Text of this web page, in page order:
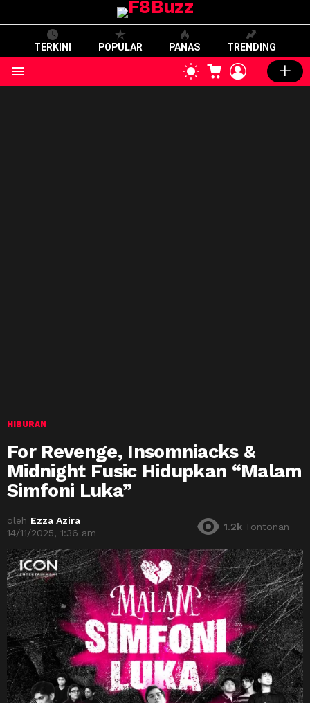
TERKINI POPULAR PANAS TRENDING
SWITCH
SKIN
CART LOGIN
HIBURAN
For Revenge, Insomniacks &
Midnight Fusic Hidupkan “Malam
Simfoni Luka”
oleh Ezza Azira
14/11/2025, 1:36 am
1.2k Tontonan